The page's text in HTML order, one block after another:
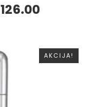
126.00
AKCIJA!